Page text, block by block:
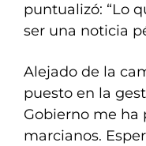
puntualizó: “Lo
ser una noticia
Alejado de la
puesto en la
Gobierno me ha
marcianos.